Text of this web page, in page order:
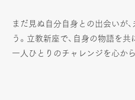
まだ見ぬ自分自身との出会いが
う。立教新座で、自身の物語を
一人ひとりのチャレンジを心か